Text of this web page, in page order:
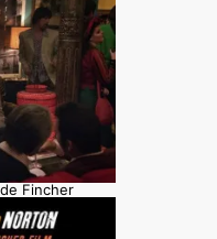
Fincher